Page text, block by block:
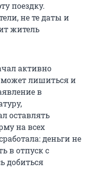
поездку.
не те даты и
житель
активно
может лишиться и
в
оставлять
на всех
деньги не
в отпуск с
добиться